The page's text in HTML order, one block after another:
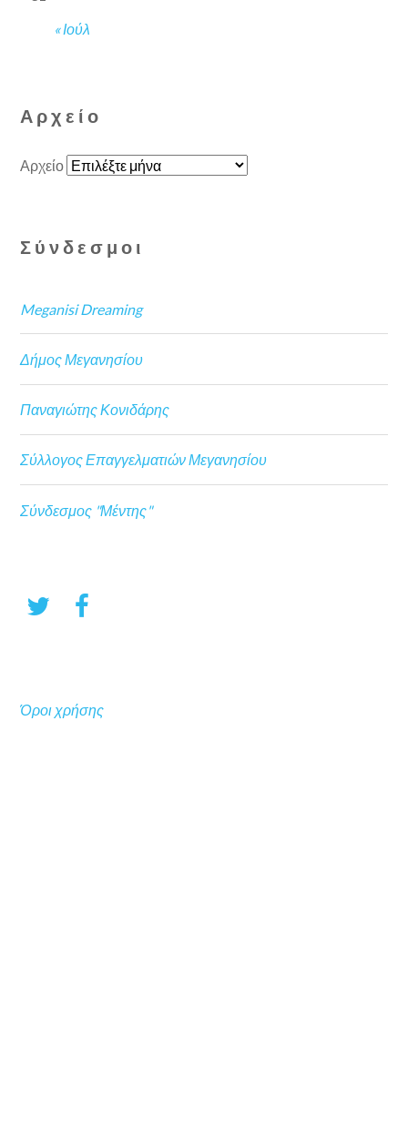
« Ιούλ
Αρχείο
Αρχείο
Σύνδεσμοι
Meganisi Dreaming
Δήμος Μεγανησίου
Παναγιώτης Κονιδάρης
Σύλλογος Επαγγελματιών Μεγανησίου
Σύνδεσμος "Μέντης"
Όροι χρήσης